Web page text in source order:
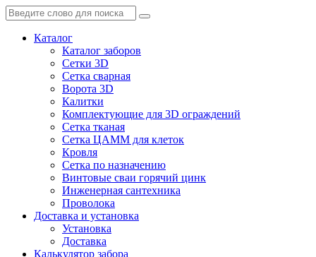
Каталог
Каталог заборов
Сетки 3D
Сетка сварная
Ворота 3D
Калитки
Комплектующие для 3D ограждений
Сетка тканая
Сетка ЦАММ для клеток
Кровля
Сетка по назначению
Винтовые сваи горячий цинк
Инженерная сантехника
Проволока
Доставка и установка
Установка
Доставка
Калькулятор забора